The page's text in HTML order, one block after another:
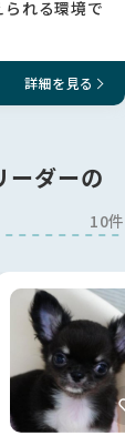
れる環境で
詳細を見る
ーダーの
10件